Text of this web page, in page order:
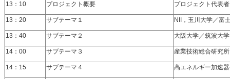
13：10 プロジェクト概要 プロジェクト代表者
13：20 サブテーマ１ NII，玉川大学／富
13：40 サブテーマ２ 大阪大学／筑波大学
14：00 サブテーマ３ 産業技術総合研究所
14：15 サブテーマ４ 高エネルギー加速